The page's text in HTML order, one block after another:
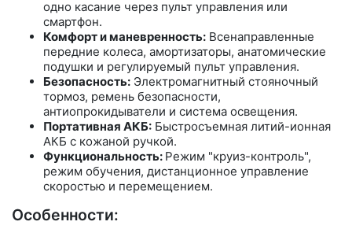
одно касание через пульт управления или
смартфон.
Комфорт и маневренность: Всенаправленные
передние колеса, амортизаторы, анатомические
подушки и регулируемый пульт управления.
Безопасность: Электромагнитный стояночный
тормоз, ремень безопасности,
антиопрокидыватели и система освещения.
Портативная АКБ: Быстросъемная литий-ионная
АКБ с кожаной ручкой.
Функциональность: Режим "круиз-контроль",
режим обучения, дистанционное управление
скоростью и перемещением.
Особенности: